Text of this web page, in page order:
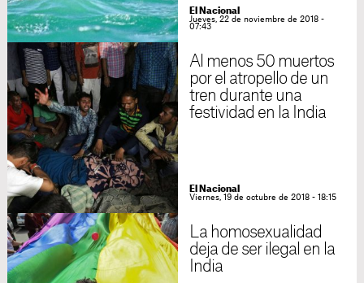
El Nacional
Jueves, 22 de noviembre de 2018 -
07:43
Al menos 50 muertos
por el atropello de un
tren durante una
festividad en la India
El Nacional
Viernes, 19 de octubre de 2018 - 18:15
La homosexualidad
deja de ser ilegal en la
India